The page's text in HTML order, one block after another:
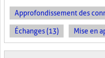
Approfondissement des
Échanges (13) Mise en